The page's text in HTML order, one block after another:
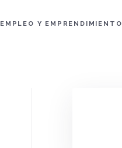
EMPLEO Y EMPRENDIMIENTO